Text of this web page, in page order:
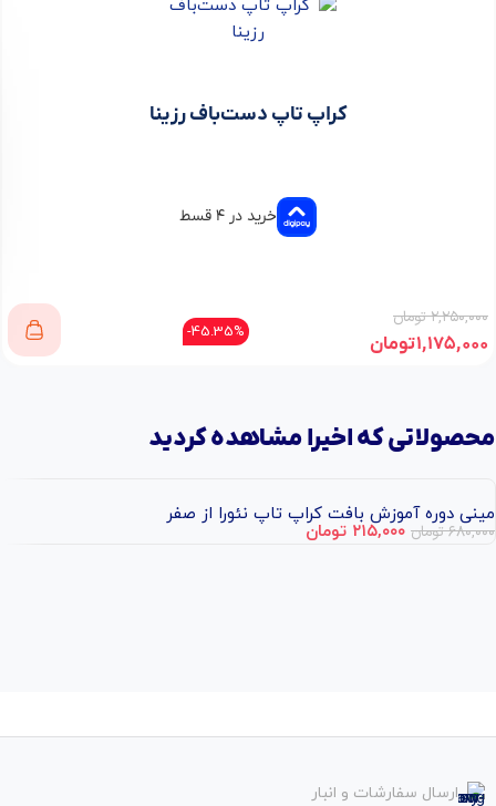
کراپ تاپ دست‌باف رزینا
خرید در ۴ قسط
۲,۲۵۰,۰۰۰تومان
۱,۱۷۵,۰۰۰تومان 45.35%-
محصولاتی که اخیرا مشاهده کردید
مینی دوره آموزش بافت کراپ تاپ نئورا از صفر
۶۸۰,۰۰۰تومان ۲۱۵,۰۰۰ تومان
ارسال سفارشات و انبار